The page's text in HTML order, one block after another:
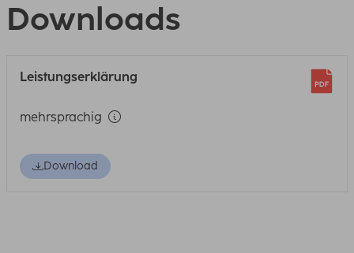
Downloads
Leistungserklärung
mehrsprachig
Download